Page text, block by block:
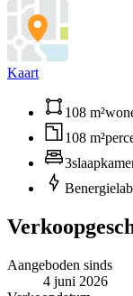
Kaart
108 m²
108 m²
3
B
Aangeboden sinds
4 juni 2026